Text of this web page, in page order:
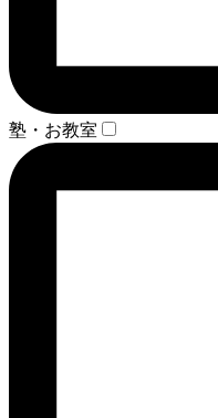
塾・お教室